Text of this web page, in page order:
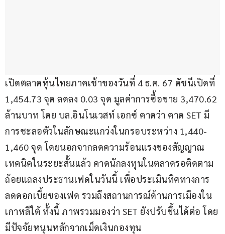
เปิดตลาดหุ้นไทยภาคเช้าของวันที่ 4 ธ.ค. 67 ดัชนีเปิดที่
1,454.73 จุด ลดลง 0.03 จุด มูลค่าการซื้อขาย 3,470.62
ล้านบาท โดย บล.อินโนเวสท์ เอกซ์ คาดว่า คาด SET มี
การชะลอตัวในลักษณะแกว่งในกรอบระหว่าง 1,440-
1,460 จุด โดยนอกจากลดความร้อนแรงของสัญญาณ
เทคนิคในระยะสั้นแล้ว คาดนักลงทุนในตลาดรอติดตาม
ถ้อยแถลงประธานเฟดในวันนี้ เพื่อประเมินทิศทางการ
ลดดอกเบี้ยของเฟด รวมถึงสถานการณ์ด้านการเมืองใน
เกาหลีใต้ ทั้งนี้ ภาพรวมมองว่า SET ยังปรับขึ้นได้ต่อ โดย
มีปัจจัยหนุนหลักจากเม็ดเงินกองทุน